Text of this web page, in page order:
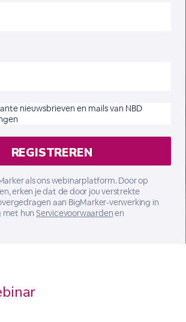
nieuwsbrieven en mails van NBD
als ons webinarplatform. Door op
erken je dat de door jou verstrekte
aan BigMarker-verwerking in
met hunServicevoorwaardenen